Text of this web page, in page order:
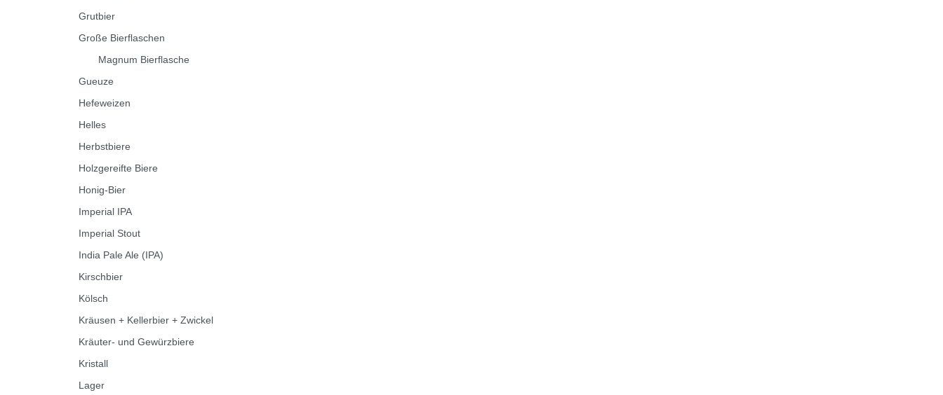
Grutbier
Große Bierflaschen
Magnum Bierflasche
Gueuze
Hefeweizen
Helles
Herbstbiere
Holzgereifte Biere
Honig-Bier
Imperial IPA
Imperial Stout
India Pale Ale (IPA)
Kirschbier
Kölsch
Kräusen + Kellerbier + Zwickel
Kräuter- und Gewürzbiere
Kristall
Lager